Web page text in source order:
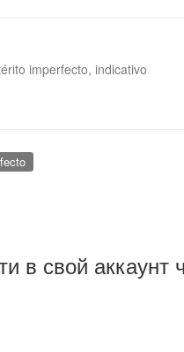
imperfecto, indicativo
в свой аккаунт